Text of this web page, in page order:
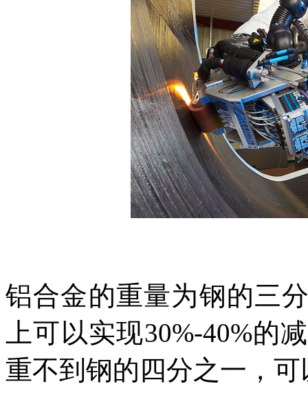
铝合金的重量为钢的三
上可以实现30%-40%的
重不到钢的四分之一，